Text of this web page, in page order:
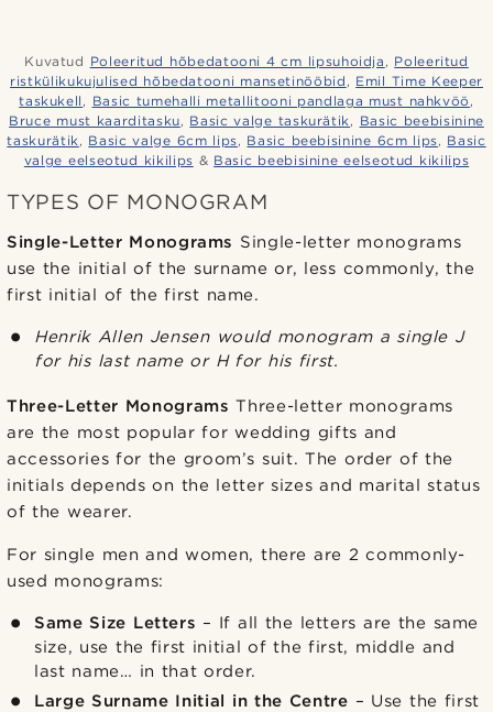
Kuvatud Poleeritud hõbedatooni 4 cm lipsuhoidja , Poleeritud
ristkülikukujulised hõbedatooni mansetinööbid , Emil Time Keeper
taskukell , Basic tumehalli metallitooni pandlaga must nahkvöö ,
Bruce must kaarditasku, Basic valge taskurätik , Basic beebisinine
taskurätik , Basic valge 6cm lips, Basic beebisinine 6cm lips, Basic
valge eelseotud kikilips & Basic beebisinine eelseotud kikilips
TYPES OF MONOGRAM
Single-Letter Monograms Single-letter monograms
use the initial of the surname or, less commonly, the
first initial of the first name.
Henrik Allen Jensen would monogram a single J
for his last name or H for his first.
Three-Letter Monograms Three-letter monograms
are the most popular for wedding gifts and
accessories for the groom’s suit. The order of the
initials depends on the letter sizes and marital status
of the wearer.
For single men and women, there are 2 commonly-
used monograms:
Same Size Letters – If all the letters are the same
size, use the first initial of the first, middle and
last name… in that order.
Large Surname Initial in the Centre – Use the first